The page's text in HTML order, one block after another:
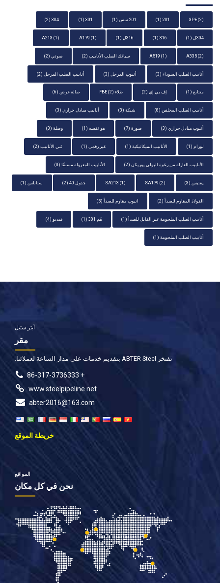
3PE(2)
201
(1) 201 سس (1)
301
(1)
304
(2)
304ل (1)
316
(1) 316ل (1)
A179 (1)
A213 (1)
A335(2)
A519 (1) سبائك الصلب الأنابيب (2) صوتي (2)
أنابيب الصلب السوداء (3) أنبوب المرجل (3) أنابيب الصلب المرجل (2)
متتابع (1) إف بي إي (2) طلاء FBE (2) صالة عرض (6)
أنابيب الصلب المجلفن (8) شبكة (3) أنابيب مبادل حراري (3)
أنبوب مبادل حراري (3) صورة (7) هو نفسه (1) وصلة (3)
لورام (1) الأنابيب الميكانيكية (1) غير رقمى (1) ثني الأنابيب (2)
الأنابيب العازلة من رغوة البولي يوريثان (2) الأنابيب المعزولة مسبقًا (3)
يقتبس (3)
SA179 (2)
SA213 (1) جدول 40 (2) ستانلس (1)
الفولاذ المقاوم للصدأ (2) انبوب مقاوم للصدأ (5)
أنابيب الصلب الملحومة غير القابل للصدأ (1) هُم 301 (1) فيديو (4)
أنابيب الصلب الملحومة (1)
أبتر ستيل
مقر
تفتخر ABTER Steel بتقديم خدمات على مدار الساعة لعملائنا.
+ 86-317-3736333
www.steelpipeline.net
abter2016@163.com
خريطة الموقع
المواقع
نحن في كل مكان